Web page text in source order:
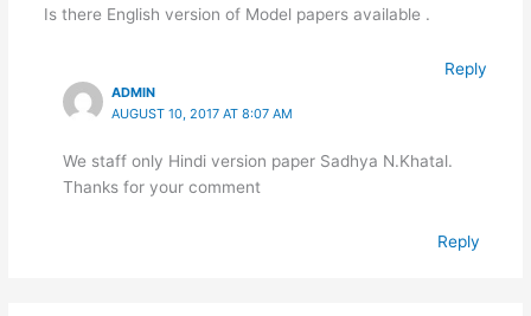
Is there English version of Model papers available .
Reply
ADMIN
AUGUST 10, 2017 AT 8:07 AM
We staff only Hindi version paper Sadhya N.Khatal.
Thanks for your comment
Reply